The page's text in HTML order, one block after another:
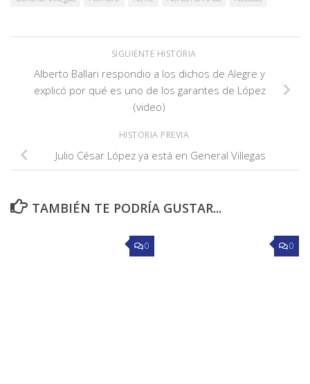
SIGUIENTE HISTORIA
Alberto Ballari respondio a los dichos de Alegre y
explicó por qué es uno de los garantes de López
(video)
HISTORIA PREVIA
Julio César López ya está en General Villegas
TAMBIÉN TE PODRÍA GUSTAR...
0 0